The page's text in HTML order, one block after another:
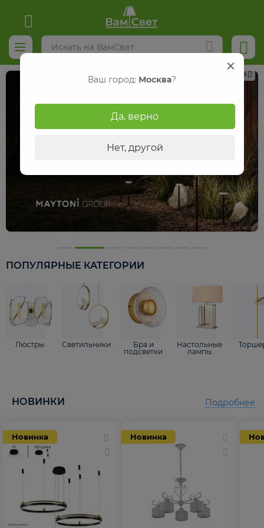
Реклама
ПОПУЛЯРНЫЕ КАТЕГОРИИ
Люстры Светильники
Бра и
подсветки
Настольные
лампы
НОВИНКИ
Новинка Новинка
Подробнее
Ваш город: Москва?
Да, верно
Нет, другой